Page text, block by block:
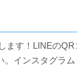
ます！LINEのQR
。インスタグラ